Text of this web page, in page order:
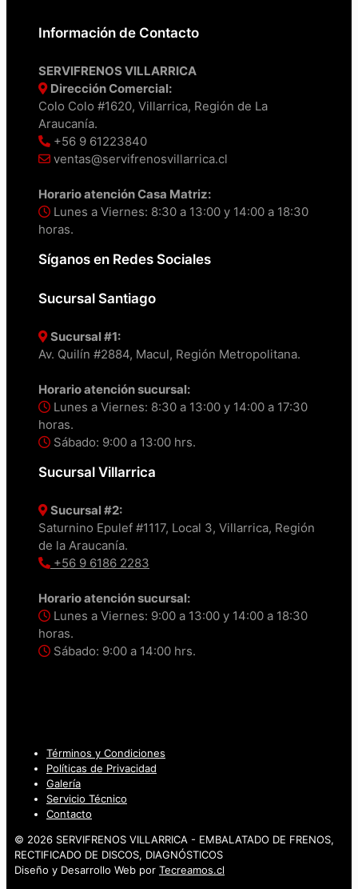
Información de Contacto
SERVIFRENOS VILLARRICA
Dirección Comercial:
Colo Colo #1620, Villarrica, Región de La
Araucanía.
+56 9 61223840
ventas@servifrenosvillarrica.cl
Horario atención Casa Matriz:
Lunes a Viernes: 8:30 a 13:00 y 14:00 a 18:30
horas.
Síganos en Redes Sociales
Sucursal Santiago
Sucursal #1:
Av. Quilín #2884, Macul, Región Metropolitana.
Horario atención sucursal:
Lunes a Viernes: 8:30 a 13:00 y 14:00 a 17:30
horas.
Sábado: 9:00 a 13:00 hrs.
Sucursal Villarrica
Sucursal #2:
Saturnino Epulef #1117, Local 3, Villarrica, Región
de la Araucanía.
+56 9 6186 2283
Horario atención sucursal:
Lunes a Viernes: 9:00 a 13:00 y 14:00 a 18:30
horas.
Sábado: 9:00 a 14:00 hrs.
Términos y Condiciones
Políticas de Privacidad
Galería
Servicio Técnico
Contacto
© 2026 SERVIFRENOS VILLARRICA - EMBALATADO DE FRENOS,
RECTIFICADO DE DISCOS, DIAGNÓSTICOS
Diseño y Desarrollo Web por Tecreamos.cl